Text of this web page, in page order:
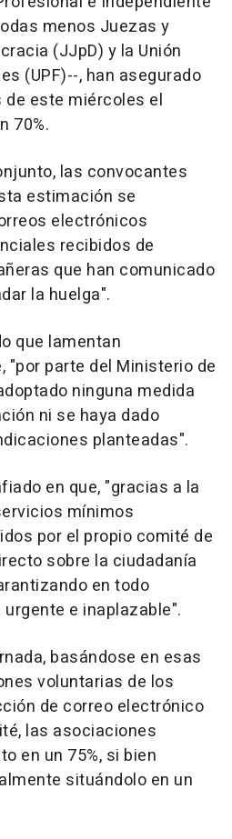
menos Juezas y
(JJpD) y la Unión
(UPF)--, han asegurado
de este miércoles el
70%.
las convocantes
estimación se
electrónicos
recibidos de
que han comunicado
la huelga".
que lamentan
"por parte del Ministerio de
ninguna medida
ni se haya dado
planteadas".
en que, "gracias a la
mínimos
por el propio comité de
sobre la ciudadanía
en todo
e inaplazable".
basándose en esas
voluntarias de los
de correo electrónico
las asociaciones
en un 75%, si bien
situándolo en un